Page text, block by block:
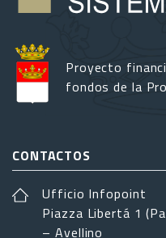
Proyecto
fondos de la
CONTACTOS
Ufficio Infopoint
Piazza Libertá 1
– Avellino